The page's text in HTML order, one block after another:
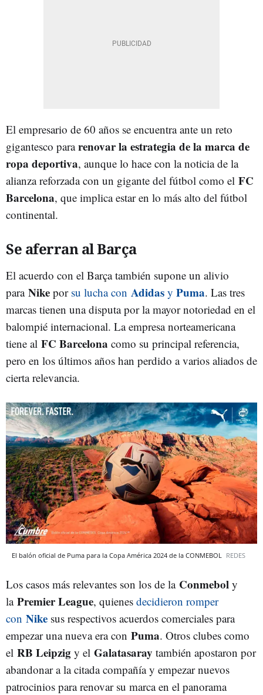
El empresario de 60 años se encuentra ante un reto
gigantesco pararenovar la estrategia de la marca de
ropa deportiva, aunque lo hace con la noticia de la
alianza reforzada con un gigante del fútbol como el FC
Barcelona, que implica estar en lo más alto del fútbol
continental.
Se aferran al Barça
El acuerdo con el Barça también supone un alivio
para Nike por su lucha con Adidas y Puma. Las tres
marcas tienen una disputa por la mayor notoriedad en el
balompié internacional. La empresa norteamericana
tiene al FC Barcelona como su principal referencia,
pero en los últimos años han perdido a varios aliados de
cierta relevancia.
El balón oficial de Puma para la Copa América 2024 de la CONMEBOL REDES
Los casos más relevantes son los de la Conmebol y
la Premier League, quienes decidieron romper
con Nike sus respectivos acuerdos comerciales para
empezar una nueva era con Puma. Otros clubes como
el RB Leipzig y el Galatasaray también apostaron por
abandonar a la citada compañía y empezar nuevos
patrocinios para renovar su marca en el panorama